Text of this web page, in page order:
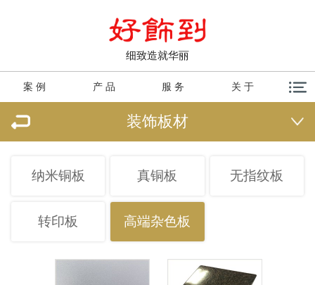
细致造就华丽
案 例 产 品 服 务 关 于
装饰板材
纳米铜板 真铜板 无指纹板
转印板 高端杂色板